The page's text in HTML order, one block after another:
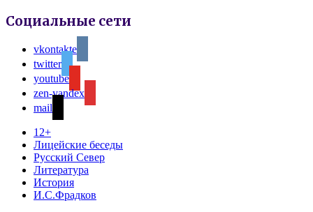
Социальные сети
vkontakte
twitter
youtube
zen-yandex
mail
12+
Лицейские беседы
Русский Север
Литература
История
И.С.Фрадков